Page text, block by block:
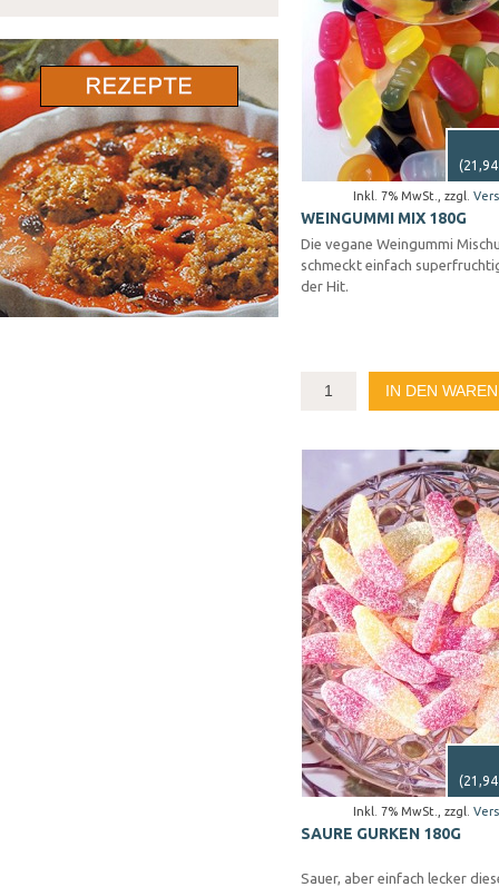
Inkl. 7% MwSt. zzgl.
(
WEINGUMMI MIX 180G
Die vegane Weingummi
schmeckt einfach
der Hit.
IN DEN
Inkl. 7% MwSt. zzgl.
(
SAURE GURKEN 180G
Sauer, aber einfach lecker
ohne Sellerie
ohne Lupine
ohne Gluten
ohne Nüsse